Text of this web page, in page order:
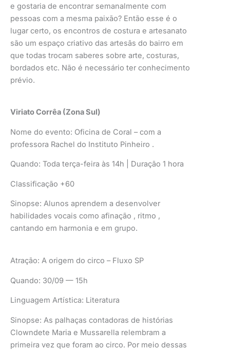
e gostaria de encontrar semanalmente com
pessoas com a mesma paixão? Então esse é o
lugar certo, os encontros de costura e artesanato
são um espaço criativo das artesãs do bairro em
que todas trocam saberes sobre arte, costuras,
bordados etc. Não é necessário ter conhecimento
prévio.
Viriato Corrêa (Zona Sul)
Nome do evento: Oficina de Coral – com a
professora Rachel do Instituto Pinheiro .
Quando: Toda terça-feira às 14h | Duração 1 hora
Classificação +60
Sinopse: Alunos aprendem a desenvolver
habilidades vocais como afinação , ritmo ,
cantando em harmonia e em grupo.
Atração: A origem do circo – Fluxo SP
Quando: 30/09 — 15h
Linguagem Artística: Literatura
Sinopse: As palhaças contadoras de histórias
Clowndete Maria e Mussarella relembram a
primeira vez que foram ao circo. Por meio dessas